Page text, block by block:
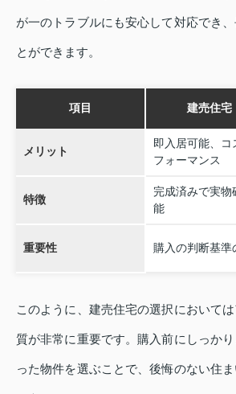
が一のトラブルにも安心して対応でき
とができます。
項目 建売住宅
メリット
即入居可能、コ
フォーマンス
特徴
完成済みで実物
能
重要性 購入の判断基準
このように、建売住宅の選択において
質が非常に重要です。購入前にしっか
った物件を選ぶことで、後悔のない住